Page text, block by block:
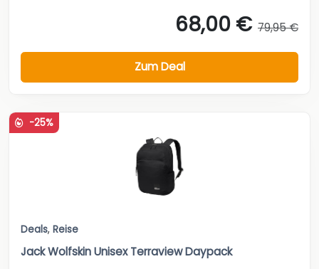
68,00 € 79,95 €
Zum Deal
-25%
Deals, Reise
Jack Wolfskin Unisex Terraview Daypack